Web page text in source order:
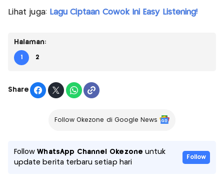
Lihat juga: Lagu Ciptaan Cowok Ini Easy Listening!
Halaman:
1 2
Share
Follow Okezone di Google News
FollowWhatsApp Channel Okezone untuk
update berita terbaru setiap hari
Follow